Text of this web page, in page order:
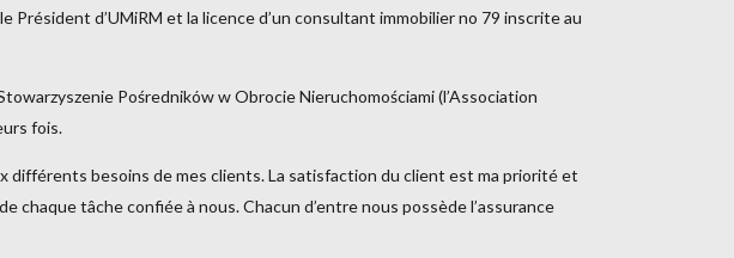
d’UMiRM et la licence d’un consultant immobilier no 79 inscrite au
Pośredników w Obrocie Nieruchomościami (l’Association
fois.
différents besoins de mes clients. La satisfaction du client est ma priorité et
tâche confiée à nous. Chacun d’entre nous possède l’assurance